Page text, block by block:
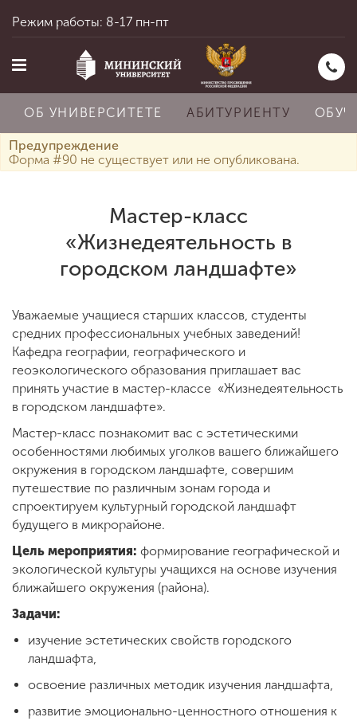
Об университете
Обучение
Наука
Международная
деятельность
Другие виды
деятельности
Студенческая жизнь
Сведения об
образовательной
Режим работы: 8-17 пн-пт
ОБ УНИВЕРСИТЕТЕ АБИТУРИЕНТУ
Предупреждение
Форма #90 не существует или не опубликована.
Мастер-класс
«Жизнедеятельность в
городском ландшафте»
Уважаемые учащиеся старших классов, студенты
средних профессиональных учебных заведений!
Кафедра географии, географического и
геоэкологического образования приглашает вас
принять участие в мастер-классе «Жизнедеятельность
в городском ландшафте».
Мастер-класс познакомит вас с эстетическими
особенностями любимых уголков вашего ближайшего
окружения в городском ландшафте, совершим
путешествие по различным зонам города и
спроектируем культурный городской ландшафт
будущего в микрорайоне.
Цель мероприятия: формирование географической и
экологической культуры учащихся на основе изучения
ближайшего окружения (района).
Задачи:
изучение эстетических свойств городского
ландшафта,
освоение различных методик изучения ландшафта,
развитие эмоционально-ценностного отношения к